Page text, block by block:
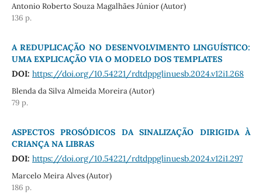
Antonio Roberto Souza Magalhães Júnior (Autor)
136 p.
A REDUPLICAÇÃO NO DESENVOLVIMENTO LINGUÍSTICO:
UMA EXPLICAÇÃO VIA O MODELO DOS TEMPLATES
DOI: https://doi.org/10.54221/rdtdppglinuesb.2024.v12i1.268
Blenda da Silva Almeida Moreira (Autor)
79 p.
ASPECTOS PROSÓDICOS DA SINALIZAÇÃO DIRIGIDA À
CRIANÇA NA LIBRAS
DOI: https://doi.org/10.54221/rdtdppglinuesb.2024.v12i1.297
Marcelo Meira Alves (Autor)
186 p.